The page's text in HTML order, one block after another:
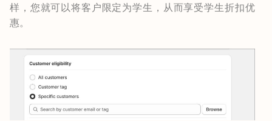
样，您就可以将客户限定为学生，从而享受学生折扣优
惠。